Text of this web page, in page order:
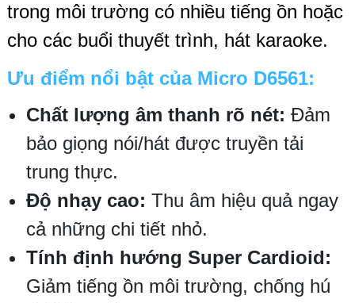
trong môi trường có nhiều tiếng ồn hoặc
cho các buổi thuyết trình, hát karaoke.
Ưu điểm nổi bật của Micro D6561:
Chất lượng âm thanh rõ nét: Đảm
bảo giọng nói/hát được truyền tải
trung thực.
Độ nhạy cao: Thu âm hiệu quả ngay
cả những chi tiết nhỏ.
Tính định hướng Super Cardioid:
Giảm tiếng ồn môi trường, chống hú